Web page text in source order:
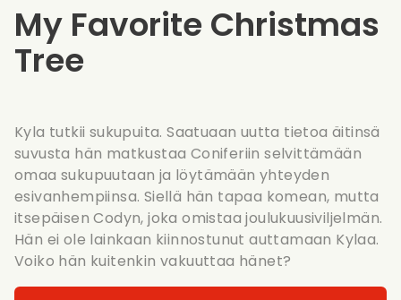
My Favorite Christmas
Tree
Kyla tutkii sukupuita. Saatuaan uutta tietoa äitinsä
suvusta hän matkustaa Coniferiin selvittämään
omaa sukupuutaan ja löytämään yhteyden
esivanhempiinsa. Siellä hän tapaa komean, mutta
itsepäisen Codyn, joka omistaa joulukuusiviljelmän.
Hän ei ole lainkaan kiinnostunut auttamaan Kylaa.
Voiko hän kuitenkin vakuuttaa hänet?